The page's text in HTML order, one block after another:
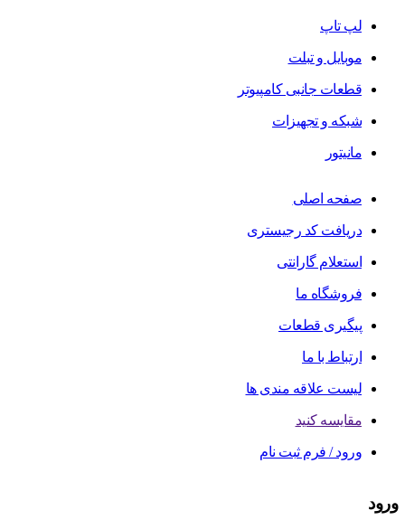
لپ تاپ
موبایل و تبلت
قطعات جانبی کامپیوتر
شبکه و تجهیزات
مانیتور
صفحه اصلی
دریافت کد رجیستری
استعلام گارانتی
فروشگاه ما
پیگیری قطعات
ارتباط با ما
لیست علاقه مندی ها
مقایسه کنید
ورود / فرم ثبت نام
ورود